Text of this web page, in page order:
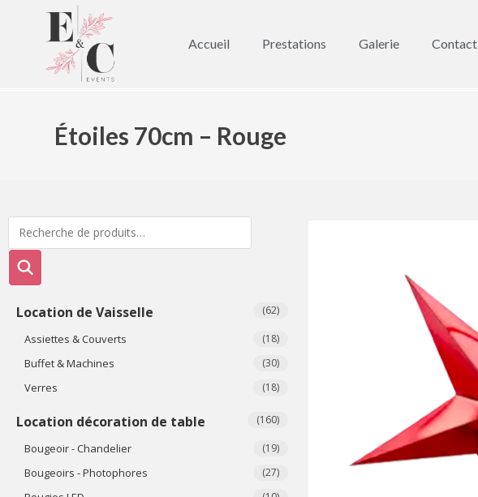
Accueil Prestations Galerie Contact
Étoiles 70cm – Rouge
Location de Vaisselle (62)
Assiettes & Couverts (18)
Buffet & Machines (30)
Verres (18)
Location décoration de table (160)
Bougeoir - Chandelier (19)
Bougeoirs - Photophores (27)